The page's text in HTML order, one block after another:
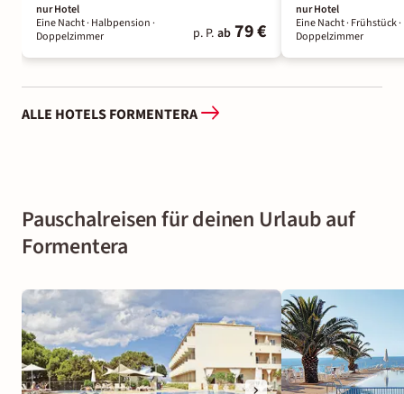
nur Hotel
Eine Nacht· Halbpension·
Doppelzimmer
p. P. ab 79 €
nur Hotel
Eine Nacht· Frühstück·
Doppelzimmer
ALLE HOTELS FORMENTERA
Pauschalreisen für deinen Urlaub auf
Formentera